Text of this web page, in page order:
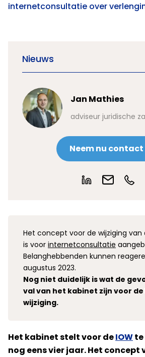
internetconsultatie over
Nieuws
Jan Mathies
adviseur juridische
Neem nu contact
Het concept voor de wijziging van
is voor internetconsultatie
Belanghebbenden kunnen
augustus 2023.
Nog niet duidelijk is wat de
val van het kabinet zijn voor
wijziging.
Het kabinet stelt voor deIOW
nog eens vier jaar. Het concept